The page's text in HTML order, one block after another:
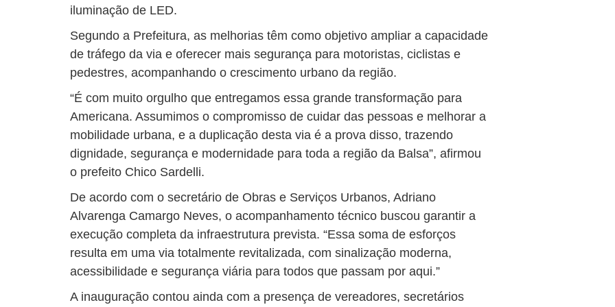
iluminação de LED.
Segundo a Prefeitura, as melhorias têm como objetivo ampliar a capacidade
de tráfego da via e oferecer mais segurança para motoristas, ciclistas e
pedestres, acompanhando o crescimento urbano da região.
“É com muito orgulho que entregamos essa grande transformação para
Americana. Assumimos o compromisso de cuidar das pessoas e melhorar a
mobilidade urbana, e a duplicação desta via é a prova disso, trazendo
dignidade, segurança e modernidade para toda a região da Balsa”, afirmou
o prefeito Chico Sardelli.
De acordo com o secretário de Obras e Serviços Urbanos, Adriano
Alvarenga Camargo Neves, o acompanhamento técnico buscou garantir a
execução completa da infraestrutura prevista. “Essa soma de esforços
resulta em uma via totalmente revitalizada, com sinalização moderna,
acessibilidade e segurança viária para todos que passam por aqui.”
A inauguração contou ainda com a presença de vereadores, secretários